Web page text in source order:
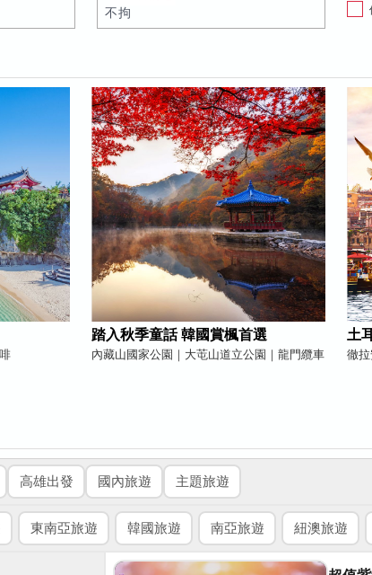
踏入秋季童話 韓國賞楓首選
內藏山國家公園｜大芚山道立公園｜龍門纜車
土
徹
高雄出發 國內旅遊 主題旅遊
東南亞旅遊 韓國旅遊 南亞旅遊 紐澳旅遊